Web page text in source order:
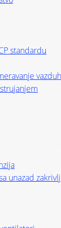
standardu
unazad